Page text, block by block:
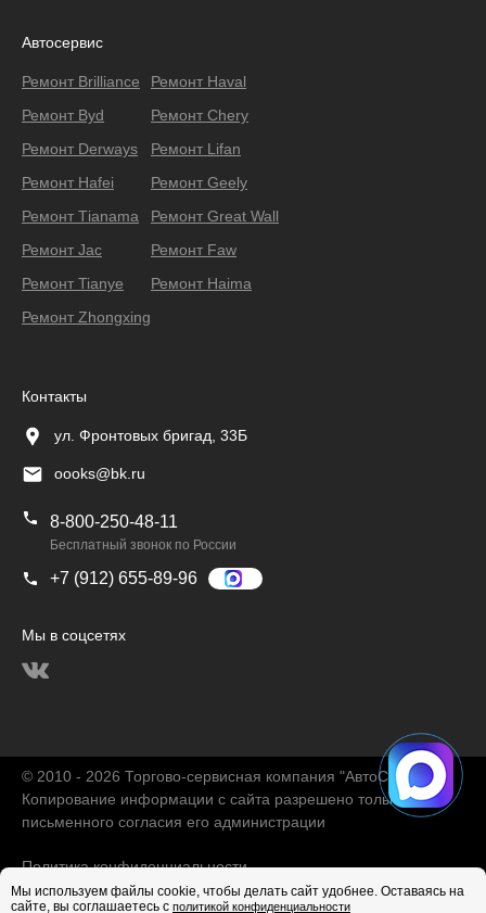
Автосервис
Ремонт Brilliance
Ремонт Byd
Ремонт Derways
Ремонт Hafei
Ремонт Тianama
Ремонт Jac
Ремонт Tianye
Ремонт Zhongxing
Ремонт Haval
Ремонт Chery
Ремонт Lifan
Ремонт Geely
Ремонт Great Wall
Ремонт Faw
Ремонт Haima
Контакты
ул. Фронтовых бригад, 33Б
oooks@bk.ru
8-800-250-48-11
Бесплатный звонок по России
+7 (912) 655-89-96
Мы в соцсетях
© 2010 - 2026 Торгово-сервисная компания "АвтоChina"
Копирование информации с сайта разрешено только с
письменного согласия его администрации
Политика конфиденциальности
Мы используем файлы cookie, чтобы делать сайт удобнее. Оставаясь на
сайте, вы соглашаетесь с политикой конфиденциальности